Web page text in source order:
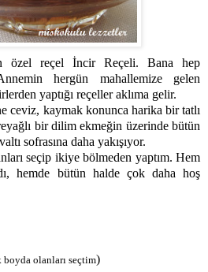
özel reçel İncir Reçeli. Bana hep
hergün mahallemize gelen
yaptığı reçeller aklıma gelir.
ceviz, kaymak konunca harika bir tatlı
bir dilim ekmeğin üzerinde bütün
sofrasına daha yakışıyor.
seçip ikiye bölmeden yaptım. Hem
hemde bütün halde çok daha hoş
boyda olanları seçtim)